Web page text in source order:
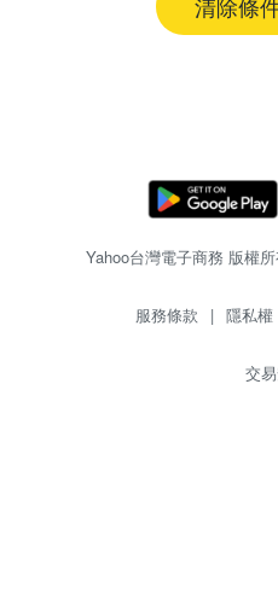
Yahoo台灣電子商務 版權
服務條款 | 隱私權
交